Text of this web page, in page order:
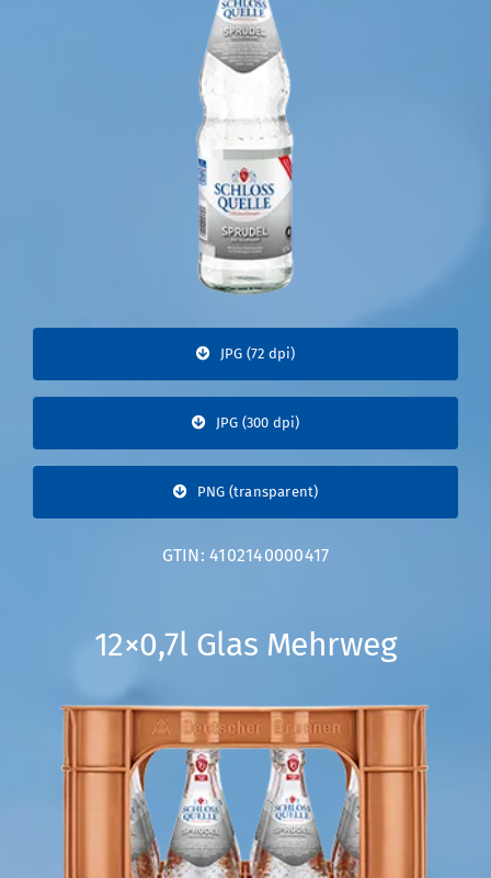
JPG (72 dpi)
JPG (300 dpi)
PNG (transparent)
GTIN: 4102140000417
12×0,7l Glas Mehrweg